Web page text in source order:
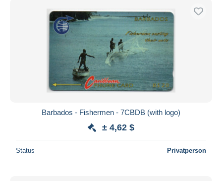
Barbados - Fishermen - 7CBDB (with logo)
± 4,62 $
Status Privatperson